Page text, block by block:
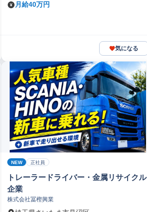
月給40万円
気になる
NEW 正社員
トレーラードライバー・金属リサイクル
企業
株式会社冨樫興業